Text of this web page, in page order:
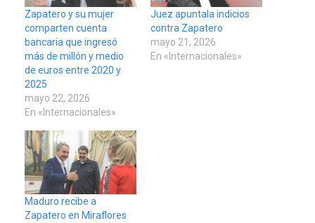
Zapatero y su mujer
comparten cuenta
bancaria que ingresó
más de millón y medio
de euros entre 2020 y
2025
mayo 22, 2026
En «Internacionales»
Juez apuntala indicios
contra Zapatero
mayo 21, 2026
En «Internacionales»
Maduro recibe a
Zapatero en Miraflores